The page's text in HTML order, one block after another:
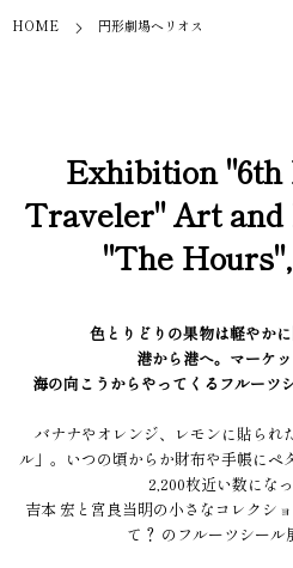
HOME 円形劇場ヘリオス
Exhibition
Traveler" Art
"The
色とりどりの果物は軽やか
港から港へ。マーケッ
海の向こうからやってくるフルーツ
バナナやオレンジ、レモンに貼られ
ル」。いつの頃からか財布や手帳に
2,200枚近い数にな
吉本 宏と宮良当明の小さなコレクシ
て？ のフルーツシール